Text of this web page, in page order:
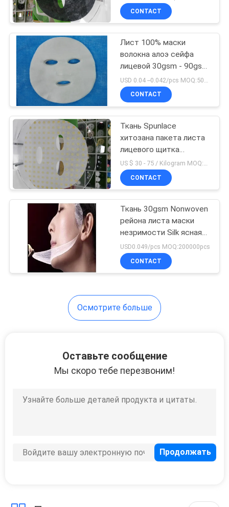
CONTACT
Лист 100% маски
волокна алоэ сейфа
лицевой 30gsm - 90gsm
Breathable
CONTACT
Ткань Spunlace
хитозана пакета листа
лицевого щитка
гермошлема высокой
ранга
противобактериологическая
US $ 30 - 75 / Kilogram MOQ:100 Килограмм/кг
CONTACT
Ткань 30gsm Nonwoven
рейона листа маски
незримости Silk ясная
лицевая
USD0.049/pcs MOQ:200000pcs
CONTACT
Осмотрите больше
Оставьте сообщение
Мы скоро тебе перезвоним!